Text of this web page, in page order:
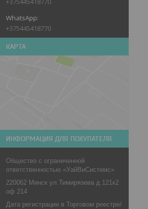
+375445418770
КАРТА
ИНФОРМАЦИЯ ДЛЯ ПОКУПАТЕЛЯ
Общество с ограниченной
ответственностью «УайВиСистемс»
220062 Минск ул.Тимирязева д.121к2
оф 214
Дата регистрации в Торговом реестре/